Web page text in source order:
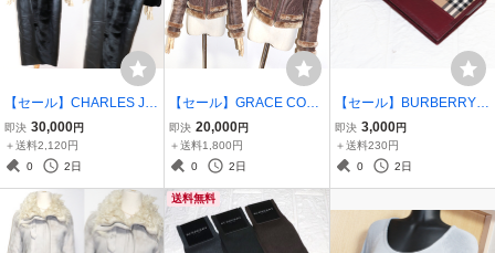
【セール】CHARLES JO
URDAN シャルルジョル
ダン☆美良品☆ 表革 ムー
トン ラム 羊革 マキシ丈
ブラック 女性 婦人
即決 30,000円
＋送料2,120円
0
2日
【セール】GRACE CONT
INENTAL グレース コンチ
ネンタル レア☆良品☆ ラ
ム ムートン レザー 羊革
ット 女性 婦人
即決 20,000円
＋送料1,800円
0
2日
【セール】BURBERRY
バーバリー ☆未使用品☆
チェック 手帳カバー セッ
ト しおり付き 文具
即決 3,000円
＋送料230円
0
2日
送料無料